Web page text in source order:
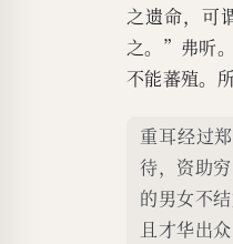
之遗命，可
之。”弗听
不能蕃殖。
重耳经过
待，资助
的男女不
且才华出